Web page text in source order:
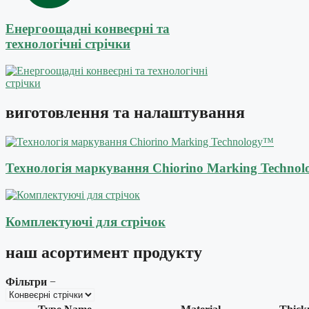
Енергоощадні конвеєрні та
технологічні стрічки
виготовлення та налаштування
Технологія маркування Chiorino Marking
Комплектуючі для стрічок
наш асортимент продукту
Фільтри −